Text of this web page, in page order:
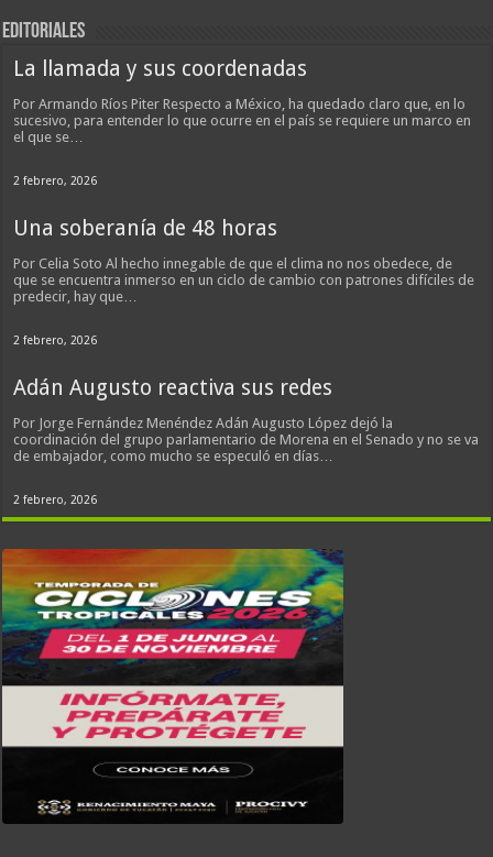
EDITORIALES
La llamada y sus coordenadas
Por Armando Ríos Piter Respecto a México, ha quedado claro que, en lo
sucesivo, para entender lo que ocurre en el país se requiere un marco en
el que se…
2 febrero, 2026
Una soberanía de 48 horas
Por Celia Soto Al hecho innegable de que el clima no nos obedece, de
que se encuentra inmerso en un ciclo de cambio con patrones difíciles de
predecir, hay que…
2 febrero, 2026
Adán Augusto reactiva sus redes
Por Jorge Fernández Menéndez Adán Augusto López dejó la
coordinación del grupo parlamentario de Morena en el Senado y no se va
de embajador, como mucho se especuló en días…
2 febrero, 2026